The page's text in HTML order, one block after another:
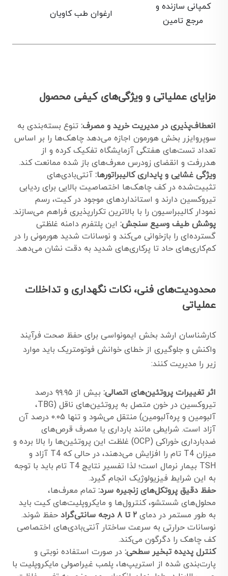
کمپانی سازنده و
مرجع تامین
ارغوان طب کاویان
مزایای عملیاتی و ویژگی‌های کیفی محصول
انعطاف‌پذیری در مدیریت خرید و مصرف: تنوع بسته‌بندی به
سوپروایزر بخش هورمون اجازه می‌دهد چاهک‌ها را بر اساس
تعداد تست‌های هفتگی آزمایشگاه تفکیک کرده و از
هدررفت و انقضای زودرس معرف‌های باز شده ممانعت کند.
ویژگی غشایی و پایداری کالیبراتورها: آنتی‌بادی‌های
تثبیت‌شده در کف چاهک‌ها اختصاصیت بالایی برای ردیابی
تیروکسین دارند و استانداردهای موجود در کیت، رسم
نمودار کالیبراسیون را با بالاترین تکرارپذیری فراهم می‌سازند.
پوشش طیف وسیع سنجش: این پلتفرم دامنه غلظتی
گسترده‌ای را بازخوانی می‌کند و نوسانات شدید هورمونی را در
کم‌کاری‌های حاد تا پرکاری‌های شدید به دقت نشان می‌دهد.
محدودیت‌های فنی، نکات نگهداری و تداخلات
عملیاتی
کارشناسان ارشد بخش ایمونواسی برای حفظ صحت فرآیند
واکنش و جلوگیری از خطای خوانش فوتومتریک باید موارد
زیر را مدیریت کنند:
اثر تغییرات پروتئین‌های اتصالی:
بیش از ۹۹.۹۵ درصد
تیروکسین در خون متصل به پروتئین‌های ناقل (TBG،
آلبومین و پره‌آلبومین) منتقل می‌شود و تنها ۰.۰۵ درصد آن
آزاد است. شرایطی مانند بارداری یا مصرف قرص‌های
ضدبارداری خوراکی (OCP) غلظت این پروتئین‌ها را بالا برده و
میزان T4 تام را افزایش می‌دهند، در حالی که T4 آزاد و
TSH بیمار نرمال است؛ لذا تفسیر نتایج T4 تام باید با توجه
به این شرایط فیزیولوژیک انجام گیرد.
حفظ دقیق پروتکل‌های زنجیره سرد: تمام معرف‌ها،
محلول‌های شستشو، کنترول‌ها و مایکروپلیت‌های کیت باید
به طور مستمر در دمای ۲ تا ۸ درجه سانتی‌گراد
حفظ شوند.
نوسانات حرارتی به سرعت ساختار آنتی‌بادی‌های اختصاصی
کف چاهک را دگرگون می‌کند.
کنترل پدیده تبخیر سطحی: در صورت استفاده نوبتی و
پارت‌بندی شده از استریپ‌ها، پلمب غیراصولی مایکروپلیت با